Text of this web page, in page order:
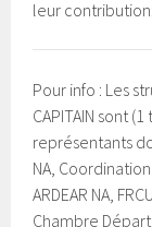
leur contribution.
Pour info : Les
CAPITAIN sont
représentants
NA,
ARDEAR NA,
Chambre